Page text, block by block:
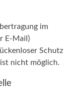
im
E-Mail)
Schutz
nicht möglich.